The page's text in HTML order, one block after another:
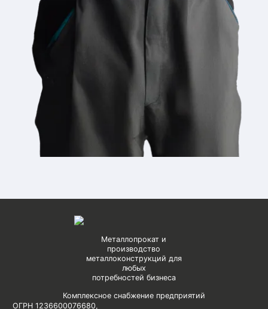
Металлопрокат и
производство
металлоконструкций для
любых
потребностей бизнеса
Комплексное снабжение предприятий
ОГРН 1236600076680,